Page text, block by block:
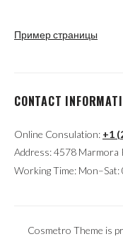
Пример страницы
CONTACT
Online Consulation: +1
Address: 4578 Marmora
Working Time:
Cosmetro Theme is